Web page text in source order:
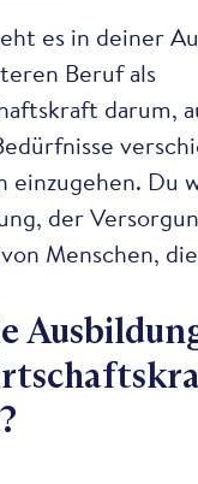
es in deiner
Beruf als
darum,
einzugehen. Du
der
Menschen,